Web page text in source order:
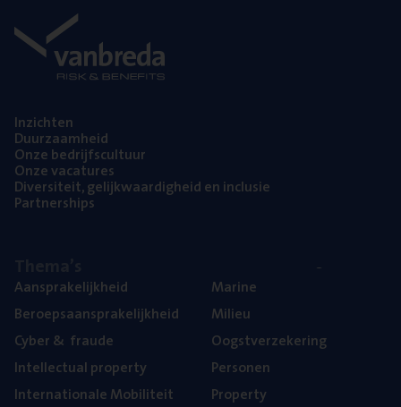
Inzich­ten
Duur­zaam­heid
Onze bedrijfs­cul­tuur
Onze vaca­tu­res
Diver­si­teit, gelijk­waar­dig­heid en inclusie
Part­ner­ships
Aan­spra­ke­lijk­heid
Beroeps­aan­spra­ke­lijk­heid
Cyber& fraude
Intel­lec­tu­al property
Inter­na­ti­o­na­le Mobiliteit
Mari­ne
Mili­eu
Oogst­ver­ze­ke­ring
Per­so­nen
Pro­per­ty